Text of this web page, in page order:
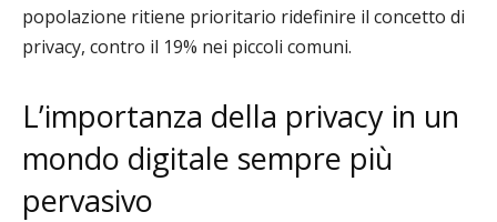
popolazione ritiene prioritario ridefinire il concetto di
privacy, contro il 19% nei piccoli comuni.
L’importanza della privacy in un
mondo digitale sempre più
pervasivo